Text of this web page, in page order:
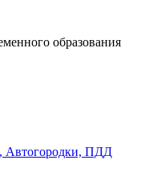
образования
Автогородки, ПДД